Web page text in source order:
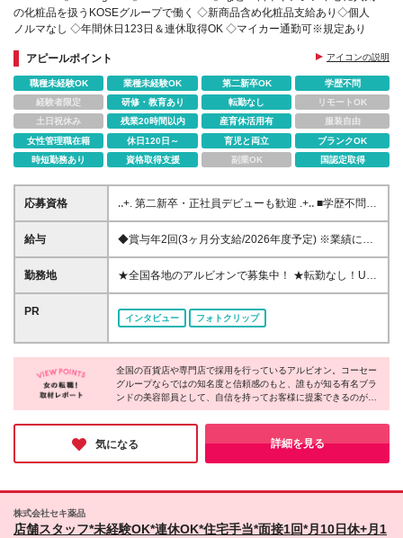
の化粧品を扱うKOSEグループで働く ◇新商品含め化粧品支給あり◇個人
ノルマなし ◇年間休日123日＆連休取得OK ◇マイカー通勤可※規定あり
アピールポイント アイコンの説明
職種未経験OK 業種未経験OK 第二新卒OK
学歴不問
経験者限定
研修・教育あり 転勤なし
リモートOK
土日祝休み
残業20時間以内 産育休活用有
服装自由
女性管理職在籍
休日120日～ 育児と両立
ブランクOK
時短勤務あり
資格取得支援 副業OK 国認定取得
応募資格
‥+. 第二新卒・正社員デビューも歓迎 .+‥ ■学歴不問 ■
未経験OK ‥+. こんな方を求めています！ .+‥ □美容・
コスメ・スキンケアに興味・関心がある □スキンケ
とが好き、人の相談に乗ることが多い □30代、40代、
50代とずっと扱えるブランドを提案したい □接遇マナ
10月以降 ※応相談可 ・研修は東京都（港区）にて
ト！同じ時期に入社した仲間と励まし合いながら学べ
るので、初めての環境でも心強く安心です◎研修期間
も楽しく充実した時間を過ごせます♪
給与
◆賞与年2回(3ヶ月分支給/2026年度予定) ※業績によ
る ◆月収25万円を超えるスタートも可！ ◆入社初年
度で年収380万円のメンバーも （東京・神奈川） ◆
給＋時間外手当 ＜ 埼玉・千葉・愛知・大阪・兵庫・
月給215,000円～月給245,000円＋同上 ＜ その他都道
府県 ＞ 月給210,000円～月給240,000円＋同上 ※経
験・スキルを考慮の上、当社規定に基づいて決定しま
遇条件面での変更はありません。 《年収アップ例》
▼入社1年目…年収360万円 ▼入社2年目…年収370万
［店舗運営を行うマネジメント］や ［複数店舗を統
勤務地
★全国各地のアルビオンで募集中！ ★転勤なし！U／
Iターン歓迎！ ★お住まいを考慮し配属先を決定しま
す♪ *・゜゜・*:.。..。.:*・゜・*:.。. .。.:*・゜゜ ご自
宅から通勤可能な地域（目安90分圏内）の店舗へ配属
当社規定により、勤務地によってはマイカー通勤も可
*・゜゜・*:.。..。.:*・゜・*:.。. .。.:*・゜゜ ＼ 以下の
エリアは特に積極採用中！ ／ 東京23区、千葉県エリ
ア、浜松市、大分市 *・゜゜・*:.。..。.:*・゜・*:.。.
.。.:*・゜゜ ＜その他 募集エリア＞ 青森県、宮城県、
茨城県、栃木県、埼玉県、千葉県、東京都、神奈川
県、新潟県、山梨県、長野県、岐阜県、静岡県、愛知
県、三重県、滋賀県、京都府、大阪府、兵庫県、広島
PR
インタビュー フォトクリップ
全国の百貨店や専門店で採用を行っているアルビオン。コーセー
グループならではの知名度と信頼感のもと、誰もが知る有名ブラ
ンドの美容部員として、自信を持ってお客様に提案できるのが魅
力です！
【年間休日123日／残業月平均2.1時間／育休復職率95％】と、
働きやすさも抜群。実際に勤続年数は8.8年と、女性が長く活躍
しています。ゆとりある働き方をしながら、お客様に必要な接客
をお届けしたい方にオススメです♪
気になる 詳細を見る
株式会社セキ薬品
店舗スタッフ*未経験OK*連休OK*住宅手当*面接1回*月10日休+月1